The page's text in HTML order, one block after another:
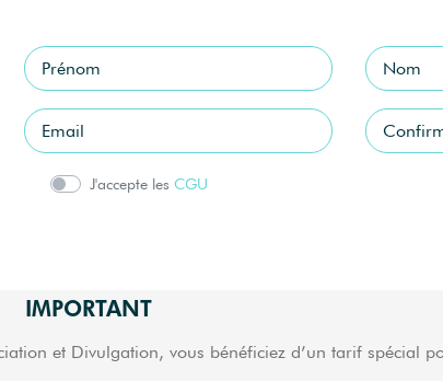
J'accepte les CGU
IMPORTANT
et Divulgation, vous bénéficiez d’un tarif spécial